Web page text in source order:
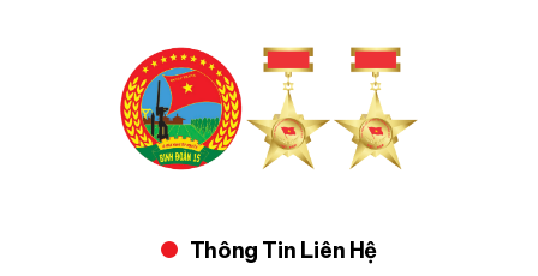
Thông Tin Liên Hệ